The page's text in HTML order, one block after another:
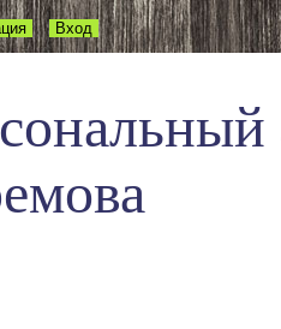
Вход